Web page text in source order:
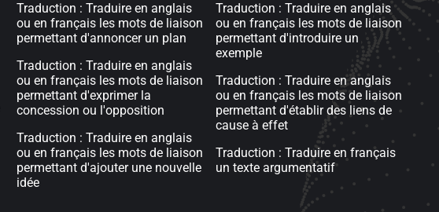
Traduction : Traduire en anglais
ou en français les mots de liaison
permettant d'annoncer un plan
Traduction : Traduire en anglais
ou en français les mots de liaison
permettant d'exprimer la
concession ou l'opposition
Traduction : Traduire en anglais
ou en français les mots de liaison
permettant d'ajouter une nouvelle
idée
Traduction : Traduire en anglais
ou en français les mots de liaison
permettant d'introduire un
exemple
Traduction : Traduire en anglais
ou en français les mots de liaison
permettant d'établir des liens de
cause à effet
Traduction : Traduire en français
un texte argumentatif